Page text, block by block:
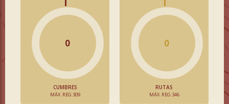
0
CUMBRES
MÁX. REG 309
0
RUTAS
MÁX. REG 346